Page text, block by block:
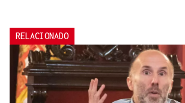
RELACIONADO